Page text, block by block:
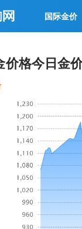
国际金价
价格今日金